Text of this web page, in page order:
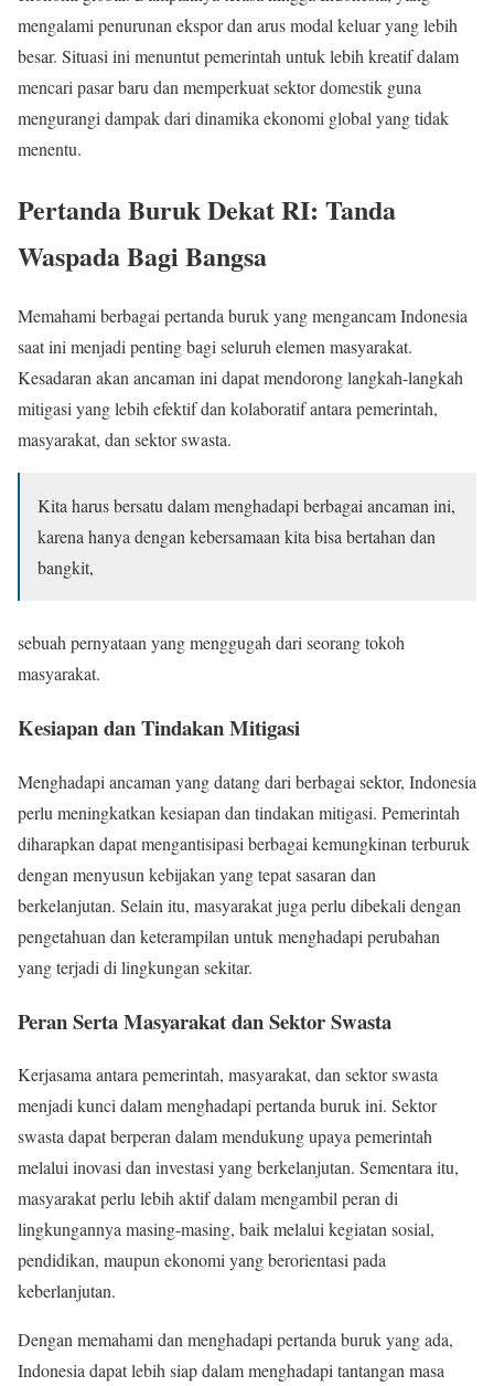
mengalami penurunan ekspor dan arus modal keluar yang lebih
besar. Situasi ini menuntut pemerintah untuk lebih kreatif dalam
mencari pasar baru dan memperkuat sektor domestik guna
mengurangi dampak dari dinamika ekonomi global yang tidak
menentu.
Pertanda Buruk Dekat RI: Tanda
Waspada Bagi Bangsa
Memahami berbagai pertanda buruk yang mengancam Indonesia
saat ini menjadi penting bagi seluruh elemen masyarakat.
Kesadaran akan ancaman ini dapat mendorong langkah-langkah
mitigasi yang lebih efektif dan kolaboratif antara pemerintah,
masyarakat, dan sektor swasta.
Kita harus bersatu dalam menghadapi berbagai ancaman ini,
karena hanya dengan kebersamaan kita bisa bertahan dan
bangkit,
sebuah pernyataan yang menggugah dari seorang tokoh
masyarakat.
Kesiapan dan Tindakan Mitigasi
Menghadapi ancaman yang datang dari berbagai sektor, Indonesia
perlu meningkatkan kesiapan dan tindakan mitigasi. Pemerintah
diharapkan dapat mengantisipasi berbagai kemungkinan terburuk
dengan menyusun kebijakan yang tepat sasaran dan
berkelanjutan. Selain itu, masyarakat juga perlu dibekali dengan
pengetahuan dan keterampilan untuk menghadapi perubahan
yang terjadi di lingkungan sekitar.
Peran Serta Masyarakat dan Sektor Swasta
Kerjasama antara pemerintah, masyarakat, dan sektor swasta
menjadi kunci dalam menghadapi pertanda buruk ini. Sektor
swasta dapat berperan dalam mendukung upaya pemerintah
melalui inovasi dan investasi yang berkelanjutan. Sementara itu,
masyarakat perlu lebih aktif dalam mengambil peran di
lingkungannya masing-masing, baik melalui kegiatan sosial,
pendidikan, maupun ekonomi yang berorientasi pada
keberlanjutan.
Dengan memahami dan menghadapi pertanda buruk yang ada,
Indonesia dapat lebih siap dalam menghadapi tantangan masa